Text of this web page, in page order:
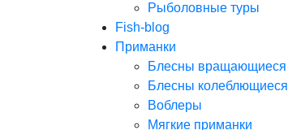
Рыболовные туры
Fish-blog
Приманки
Блесны вращающиеся
Блесны колеблющиеся
Воблеры
Мягкие приманки